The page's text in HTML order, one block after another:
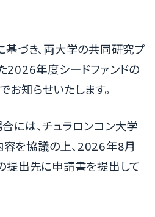
基づき、両大学の共同研究プ
2026年度シードファンドの
お知らせいたします。
には、チュラロンコン大学
を協議の上、2026年8月
提出先に申請書を提出して